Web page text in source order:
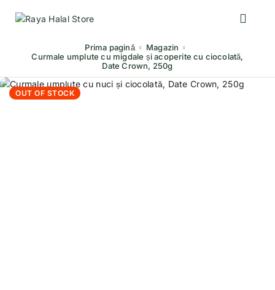
Prima pagină
Magazin
Curmale umplute cu migdale și acoperite cu ciocolată,
Date Crown, 250g
OUT OF STOCK